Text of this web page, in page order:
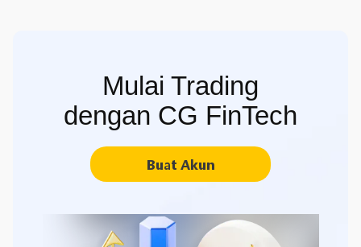
Mulai Trading
dengan CG FinTech
Buat Akun